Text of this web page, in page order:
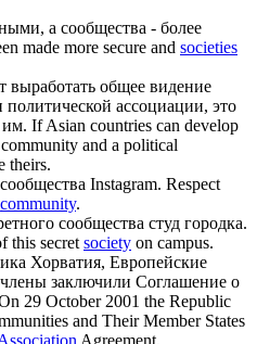
а сообщества - более
made more secure and societies
выработать общее видение
политической ассоциации, это
им. If Asian countries can develop
and a political
theirs.
сообщества Instagram. Respect
community.
сообщества студ городка.
this secretsociety on campus.
Хорватия, Европейские
члены заключили Соглашение о
29 October 2001 the Republic
and Their Member States